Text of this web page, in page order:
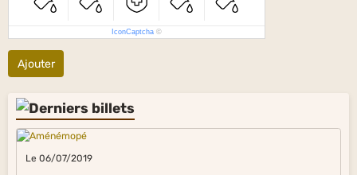
IconCaptcha ©
Ajouter
Le 06/07/2019